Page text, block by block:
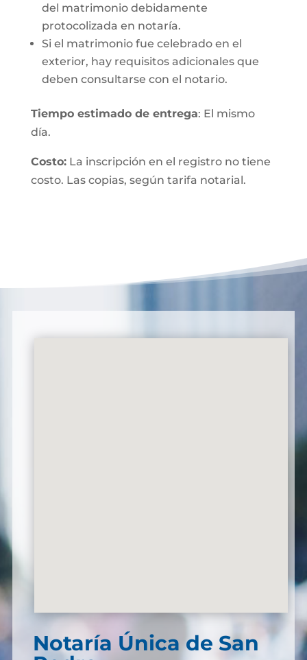
del matrimonio debidamente
protocolizada en notaría.
Si el matrimonio fue celebrado en el
exterior, hay requisitos adicionales que
deben consultarse con el notario.
Tiempo estimado de entrega: El mismo
día.
Costo:La inscripción en el registro no tiene
costo. Las copias, según tarifa notarial.
Notaría Única de San